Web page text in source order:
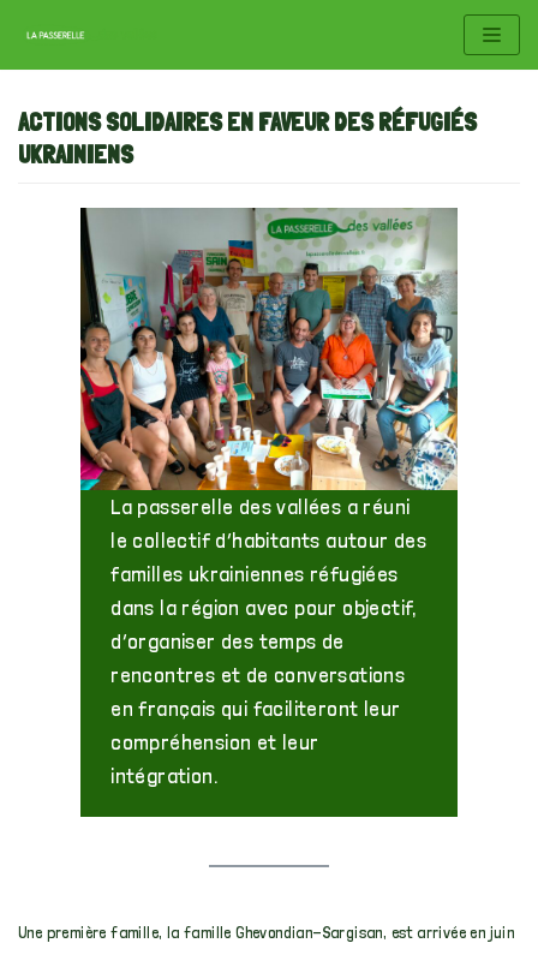
Aller
contenu
ACTIONS SOLIDAIRES EN FAVEUR DES RÉFUGIÉS
UKRAINIENS
La passerelle des vallées a réuni
le collectif d’habitants autour des
familles ukrainiennes réfugiées
dans la région avec pour objectif,
d’organiser des temps de
rencontres et de conversations
en français qui faciliteront leur
compréhension et leur
intégration.
Une première famille, la famille Ghevondian-Sargisan, est arrivée en juin